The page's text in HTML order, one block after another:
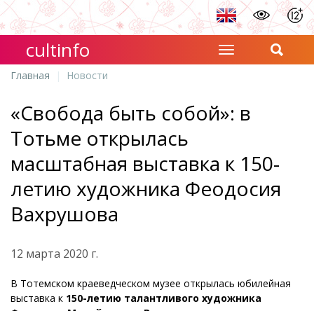
cultinfo
Главная Новости
«Свобода быть собой»: в
Тотьме открылась
масштабная выставка к 150-
летию художника Феодосия
Вахрушова
12 марта 2020 г.
В Тотемском краеведческом музее открылась юбилейная
выставка к 150-летию талантливого художника